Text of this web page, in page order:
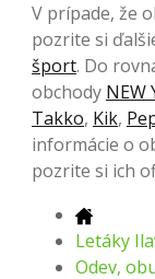
V prípade, že
pozrite si
šport. Do
obchody NEW
Takko, Kik,
informácie o
pozrite si ich
Letáky
Odev,